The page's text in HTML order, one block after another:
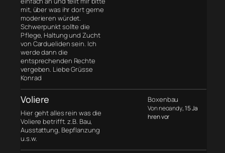
mit, über was ihr dort gerne
moderieren würdet.
Schwerpunkt sollte die
Pflege, Haltung und Zucht
von Cardueliden sein. Ich
werde dann die
entsprechenden Rechte
vergeben. Liebe Grüsse
Konrad
Voliere
Hier geht alles rein was die
Voliere betrifft. z.B. Bau,
Ausstattung, Bepflanzung
u.s.w.
Boxenbau
Von neoandy, 15 Ja
hren vor